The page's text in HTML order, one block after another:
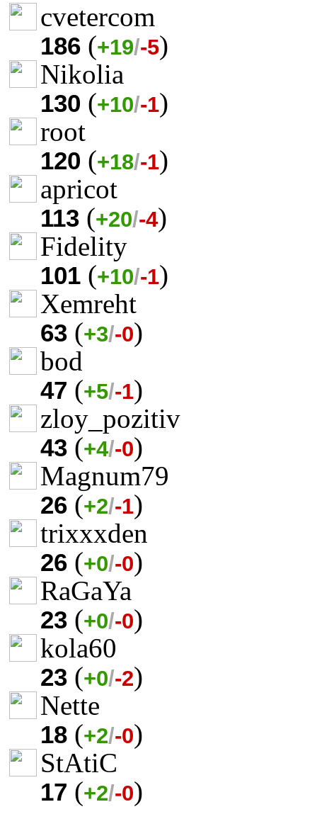
cvetercom
186 (+19/-5)
Nikolia
130 (+10/-1)
root
120 (+18/-1)
apricot
113 (+20/-4)
Fidelity
101 (+10/-1)
Xemreht
63 (+3/-0)
bod
47 (+5/-1)
zloy_pozitiv
43 (+4/-0)
Magnum79
26 (+2/-1)
trixxxden
26 (+0/-0)
RaGaYa
23 (+0/-0)
kola60
23 (+0/-2)
Nette
18 (+2/-0)
StAtiC
17 (+2/-0)